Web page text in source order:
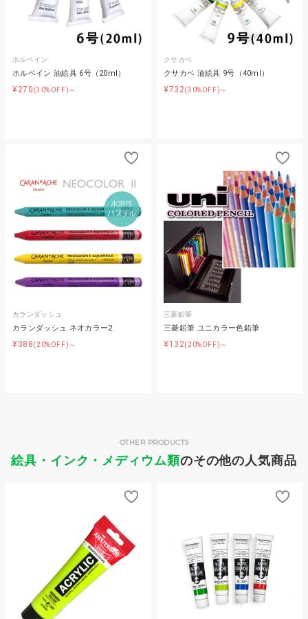
ホルベイン
ホルベイン 油絵具 6号（20ml）
¥270(30%OFF)～
クサカベ
クサカベ 油絵具 9号（40ml）
¥732(30%OFF)～
カランダッシュ
カランダッシュ ネオカラー2
¥388(20%OFF)～
三菱鉛筆
三菱鉛筆 ユニカラー色鉛筆
¥132(20%OFF)～
絵具・インク・メディウム類のその他の人気商品
OTHER PRODUCTS